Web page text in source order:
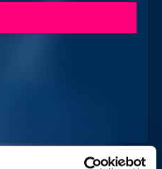
the format is not